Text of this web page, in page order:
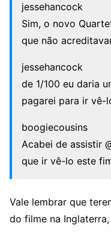
jessehancock
Sim, o novo
que não
jessehancock
de 1/100 eu daria
pagarei para ir vê-
boogiecousins
Acabei de assistir
que ir vê-lo este
Vale lembrar que
do filme na